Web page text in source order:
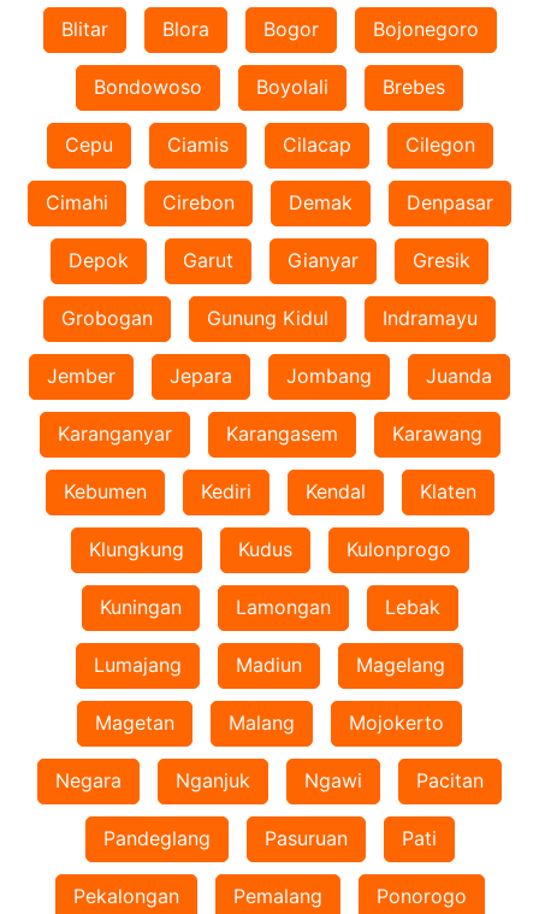
Blitar Blora Bogor Bojonegoro
Bondowoso Boyolali Brebes
Cepu Ciamis Cilacap Cilegon
Cimahi Cirebon Demak Denpasar
Depok Garut Gianyar Gresik
Grobogan Gunung Kidul Indramayu
Jember Jepara Jombang Juanda
Karanganyar Karangasem Karawang
Kebumen Kediri Kendal Klaten
Klungkung Kudus Kulonprogo
Kuningan Lamongan Lebak
Lumajang Madiun Magelang
Magetan Malang Mojokerto
Negara Nganjuk Ngawi Pacitan
Pandeglang Pasuruan Pati
Pekalongan Pemalang Ponorogo